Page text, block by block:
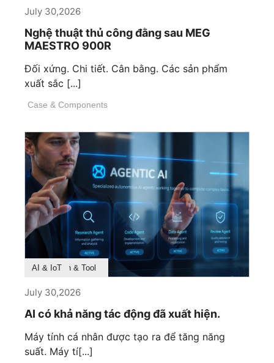
July 30,2026
Nghệ thuật thủ công đằng sau MEG
MAESTRO 900R
Đối xứng. Chi tiết. Cân bằng. Các sản phẩm
xuất sắc [...]
Case & Components
Product Feature
Survey & Research
Application & Tool
AI & IoT
July 30,2026
AI có khả năng tác động đã xuất hiện.
Máy tính cá nhân được tạo ra để tăng năng
suất. Máy tí[...]